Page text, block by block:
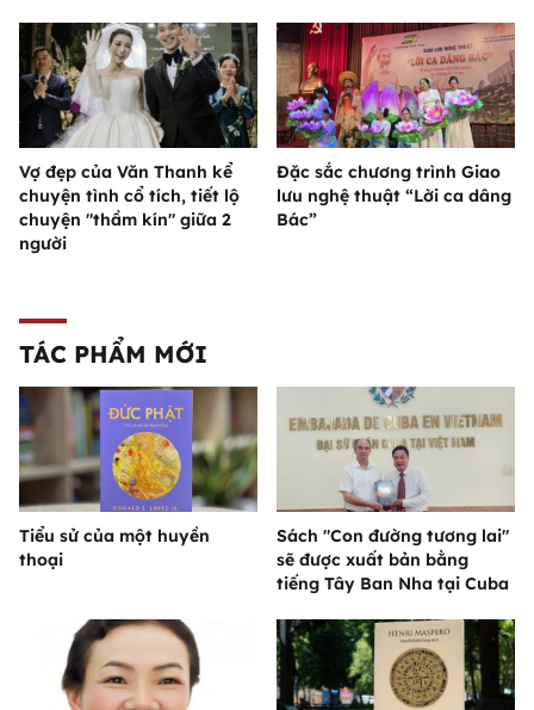
Vợ đẹp của Văn Thanh kể
chuyện tình cổ tích, tiết lộ
chuyện "thầm kín" giữa 2
người
Đặc sắc chương trình Giao
lưu nghệ thuật “Lời ca dâng
Bác”
TÁC PHẨM MỚI
Tiểu sử của một huyền
thoại
Sách "Con đường tương lai"
sẽ được xuất bản bằng
tiếng Tây Ban Nha tại Cuba